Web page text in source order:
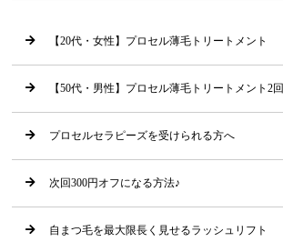
【20代・女性】プロセル薄毛トリートメント
【50代・男性】プロセル薄毛トリートメント2回
プロセルセラピーズを受けられる方へ
次回300円オフになる方法♪
自まつ毛を最大限長く見せるラッシュリフト